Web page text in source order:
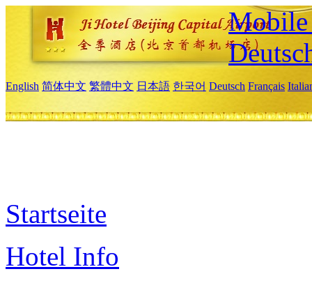
Mobile
English 简体中文 繁體中文 日本語 한국어 Deutsch Français
Startseite
Hotel Info